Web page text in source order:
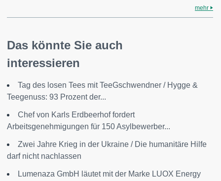
mehr
Das könnte Sie auch
interessieren
Tag des losen Tees mit TeeGschwendner / Hygge &
Teegenuss: 93 Prozent der...
Chef von Karls Erdbeerhof fordert
Arbeitsgenehmigungen für 150 Asylbewerber...
Zwei Jahre Krieg in der Ukraine / Die humanitäre Hilfe
darf nicht nachlassen
Lumenaza GmbH läutet mit der Marke LUOX Energy